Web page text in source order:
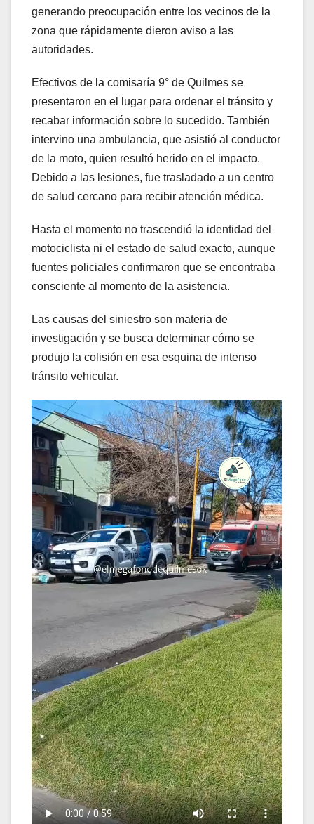
generando preocupación entre los vecinos de la
zona que rápidamente dieron aviso a las
autoridades.
Efectivos de la comisaría 9° de Quilmes se
presentaron en el lugar para ordenar el tránsito y
recabar información sobre lo sucedido. También
intervino una ambulancia, que asistió al conductor
de la moto, quien resultó herido en el impacto.
Debido a las lesiones, fue trasladado a un centro
de salud cercano para recibir atención médica.
Hasta el momento no trascendió la identidad del
motociclista ni el estado de salud exacto, aunque
fuentes policiales confirmaron que se encontraba
consciente al momento de la asistencia.
Las causas del siniestro son materia de
investigación y se busca determinar cómo se
produjo la colisión en esa esquina de intenso
tránsito vehicular.